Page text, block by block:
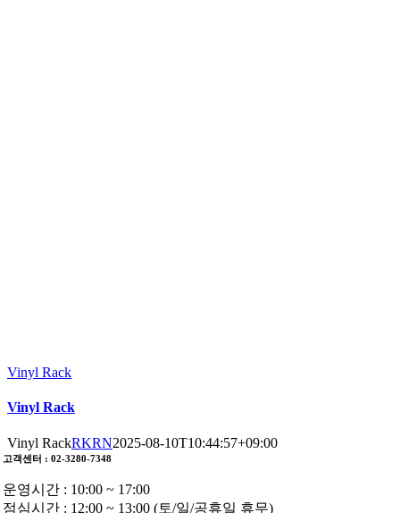
Vinyl Rack
Vinyl Rack
Vinyl RackRKRN2025-08-10T10:44:57+09:00
고객센터 : 02-3280-7348
운영시간 : 10:00 ~ 17:00
점심시간 : 12:00 ~ 13:00 (토/일/공휴일 휴무)